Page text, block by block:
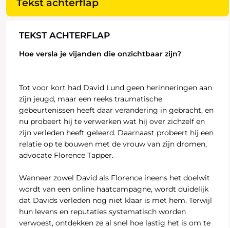
TEKST ACHTERFLAP
Hoe versla je vijanden die onzichtbaar zijn?
Tot voor kort had David Lund geen herinneringen aan
zijn jeugd, maar een reeks traumatische
gebeurtenissen heeft daar verandering in gebracht, en
nu probeert hij te verwerken wat hij over zichzelf en
zijn verleden heeft geleerd. Daarnaast probeert hij een
relatie op te bouwen met de vrouw van zijn dromen,
advocate Florence Tapper.
Wanneer zowel David als Florence ineens het doelwit
wordt van een online haatcampagne, wordt duidelijk
dat Davids verleden nog niet klaar is met hem. Terwijl
hun levens en reputaties systematisch worden
verwoest, ontdekken ze al snel hoe lastig het is om te